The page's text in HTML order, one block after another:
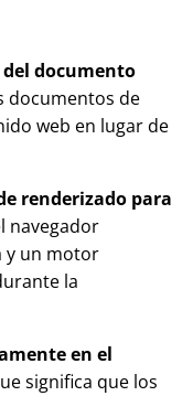
documento
documentos de
web en lugar de
renderizado para
navegador
y un motor
la
en el
significa que los